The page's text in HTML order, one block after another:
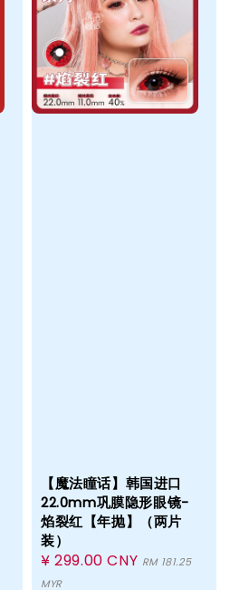
【魔法瞳话】韩国进口
22.0mm巩膜隐形眼镜-
焰裂红【年抛】（两片
装）
Sale
price
¥ 299.00 CNY RM 181.25
MYR